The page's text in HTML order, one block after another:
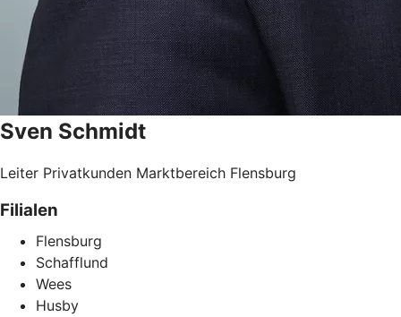
Sven Schmidt
Leiter Privatkunden Marktbereich Flensburg
Filialen
Flensburg
Schafflund
Wees
Husby